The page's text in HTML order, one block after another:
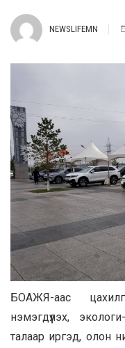
NEWSLIFEMN
БОАЖЯ-аас
нэмэгдүүлэх,
талаар иргэд, олон